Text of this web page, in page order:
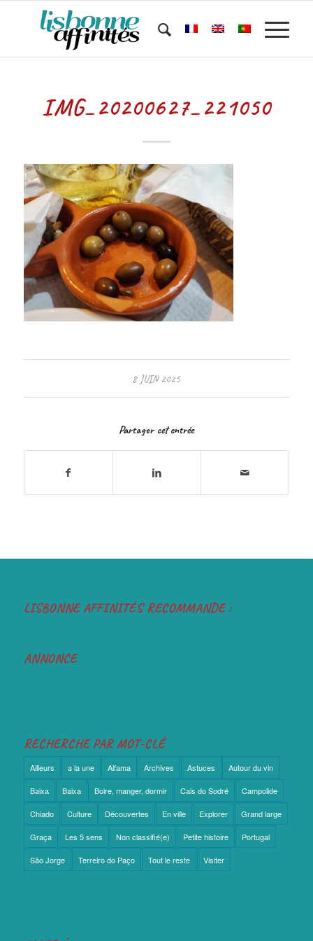
IMG_20200627_221050
8 JUIN 2025
Partager cet entrée
LISBONNE AFFINITÉS RECOMMANDE :
ANNONCE
RECHERCHE PAR MOT-CLÉ
Ailleurs a la une Alfama Archives Astuces Autour du vin
Baixa Baixa Boire, manger, dormir Cais do Sodré Campolide
Chiado Culture Découvertes En ville Explorer Grand large
Graça Les 5 sens Non classifié(e) Petite histoire Portugal
São Jorge Terreiro do Paço Tout le reste Visiter